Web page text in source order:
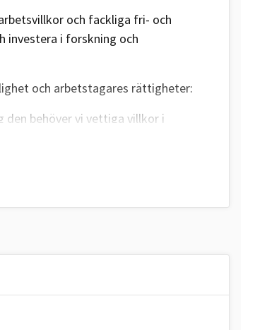
och fackliga fri- och
investera i forskning och
och arbetstagares rättigheter:
behöver vi vettiga villkor i
kortare eller längre perioder,
dyrt,
EU-parlamentariker. Så här